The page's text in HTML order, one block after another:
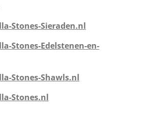
Stones-Sieraden.nl
Stones-Edelstenen-en-
Stones-Shawls.nl
Stones.nl